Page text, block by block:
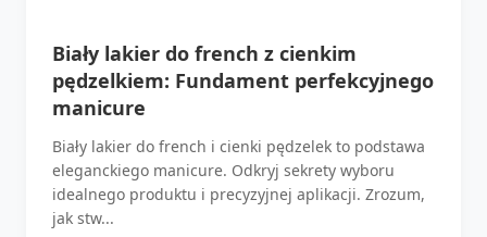
Biały lakier do french z cienkim
pędzelkiem: Fundament perfekcyjnego
manicure
Biały lakier do french i cienki pędzelek to podstawa
eleganckiego manicure. Odkryj sekrety wyboru
idealnego produktu i precyzyjnej aplikacji. Zrozum,
jak stw...